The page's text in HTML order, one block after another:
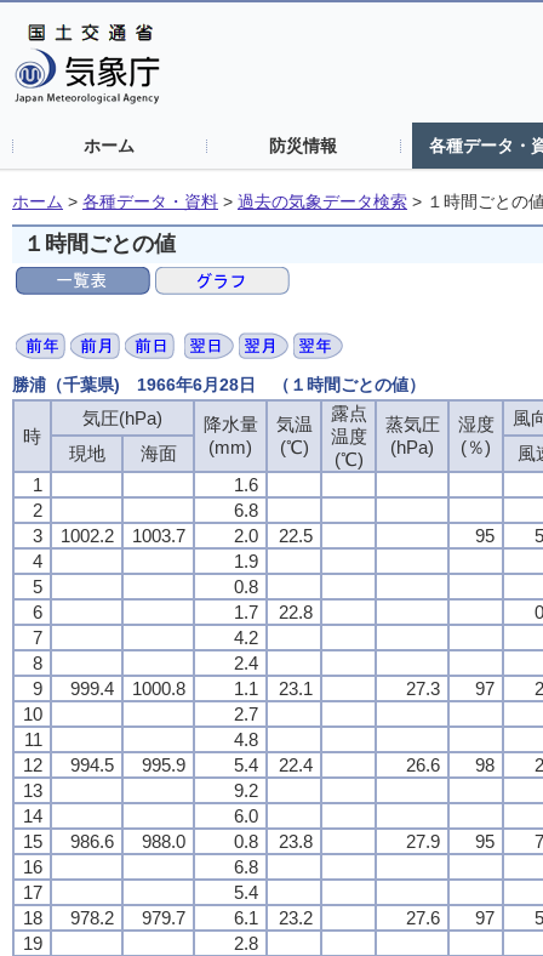
ホーム 防災情報 各種データ・
ホーム > 各種データ・資料 > 過去の気象データ検索 > １時間ごとの
１時間ごとの値
勝浦（千葉県) 1966年6月28日 （１時間ごとの値）
時
気圧(hPa)
降水量
(mm)
気温
(℃)
露点
温度
(℃)
蒸気圧
(hPa)
湿度
(％)
風
現地
海面
風
1
1.6
2
6.8
3
1002.2 1003.7 2.0 22.5 95
4
1.9
5
0.8
6
1.7 22.8
7
4.2
8
2.4
9
999.4 1000.8 1.1 23.1 27.3 97
10
2.7
11
4.8
12
994.5 995.9 5.4 22.4 26.6 98
13
9.2
14
6.0
15
986.6 988.0 0.8 23.8 27.9 95
16
6.8
17
5.4
18
978.2 979.7 6.1 23.2 27.6 97
19
2.8